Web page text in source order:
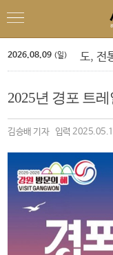
2026.08.09 (일)
민선
우상
원주
평창군
민선9
2025년 경포 트
김승배 기자 입력